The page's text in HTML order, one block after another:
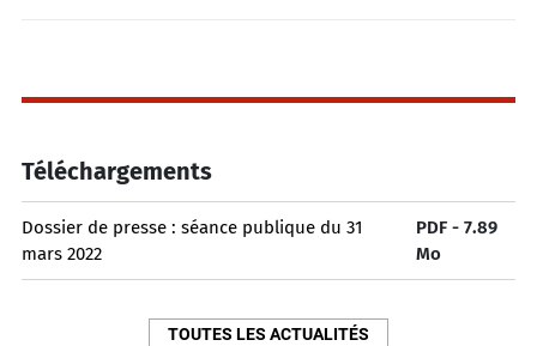
Téléchargements
Dossier de presse : séance publique du 31
mars 2022
PDF - 7.89
Mo
TOUTES LES ACTUALITÉS